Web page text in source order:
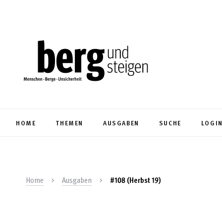
HOME THEMEN AUSGABEN SUCHE
Home Ausgaben #108 (Herbst 19)